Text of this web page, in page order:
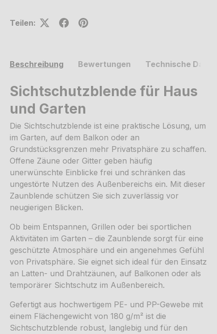
Teilen:
Beschreibung Bewertungen Technische Daten
Sichtschutzblende für Haus
und Garten
Die Sichtschutzblende ist eine praktische Lösung, um
im Garten, auf dem Balkon oder an
Grundstücksgrenzen mehr Privatsphäre zu schaffen.
Offene Zäune oder Gitter geben häufig
unerwünschte Einblicke frei und schränken das
ungestörte Nutzen des Außenbereichs ein. Mit dieser
Zaunblende schützen Sie sich zuverlässig vor
neugierigen Blicken.
Ob beim Entspannen, Grillen oder bei sportlichen
Aktivitäten im Garten – die Zaunblende sorgt für eine
geschützte Atmosphäre und ein angenehmes Gefühl
von Privatsphäre. Sie eignet sich ideal für den Einsatz
an Latten- und Drahtzäunen, auf Balkonen oder als
temporärer Sichtschutz im Außenbereich.
Gefertigt aus hochwertigem PE- und PP-Gewebe mit
einem Flächengewicht von 180 g/m² ist die
Sichtschutzblende robust, langlebig und für den